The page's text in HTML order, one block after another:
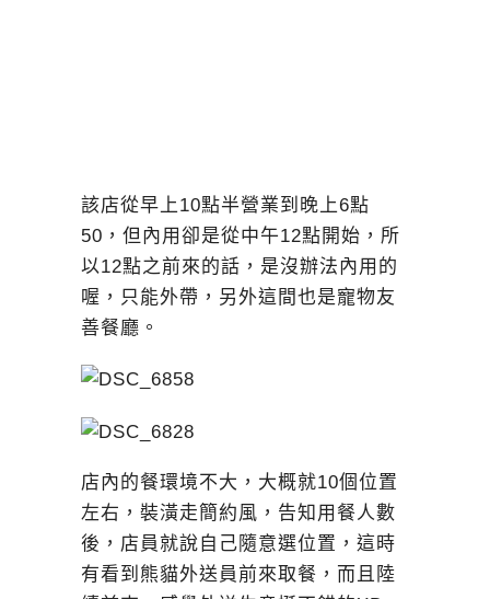
該店從早上10點半營業到晚上6點
50，但內用卻是從中午12點開始，所
以12點之前來的話，是沒辦法內用的
喔，只能外帶，另外這間也是寵物友
善餐廳。
店內的餐環境不大，大概就10個位置
左右，裝潢走簡約風，告知用餐人數
後，店員就說自己隨意選位置，這時
有看到熊貓外送員前來取餐，而且陸